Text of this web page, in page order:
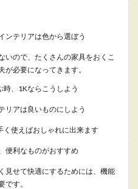
ための配置法
始める時には、どんな家具を置こう
...
ドが重要なポイント
ンテリアは色から選ぼう
いので、たくさんの家具をおくこ
が必要になってきます。
、1Kならこうしよう
リアは良いものにしよう
く使えばおしゃれに出来ます
便利なものがおすすめ
見せて快適にするためには、機能
す。